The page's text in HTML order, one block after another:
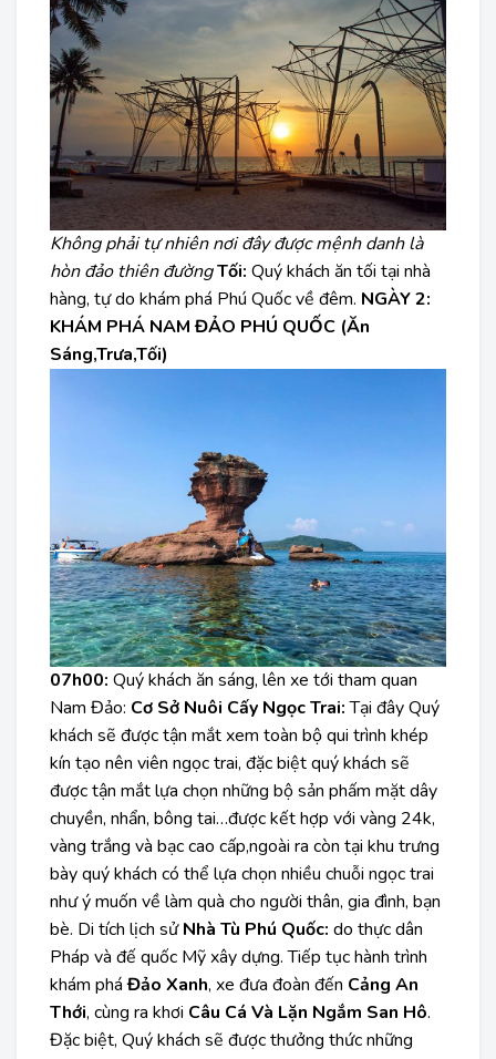
Không phải tự nhiên nơi đây được mệnh danh là
hòn đảo thiên đườngTối: Quý khách ăn tối tại nhà
hàng, tự do khám phá Phú Quốc về đêm. NGÀY 2:
KHÁM PHÁ NAM ĐẢO PHÚ QUỐC (Ăn
Sáng,Trưa,Tối)
07h00: Quý khách ăn sáng, lên xe tới tham quan
Nam Đảo: Cơ Sở Nuôi Cấy Ngọc Trai:Tại đây Quý
khách sẽ được tận mắt xem toàn bộ qui trình khép
kín tạo nên viên ngọc trai, đặc biệt quý khách sẽ
được tận mắt lựa chọn những bộ sản phấm mặt dây
chuyền, nhẩn, bông tai…được kết hợp với vàng 24k,
vàng trắng và bạc cao cấp,ngoài ra còn tại khu trưng
bày quý khách có thể lựa chọn nhiều chuỗi ngọc trai
như ý muốn về làm quà cho người thân, gia đình, bạn
bè. Di tích lịch sửNhà Tù Phú Quốc: do thực dân
Pháp và đế quốc Mỹ xây dựng. Tiếp tục hành trình
khám pháĐảo Xanh, xe đưa đoàn đến Cảng An
Thới, cùng ra khơi Câu Cá Và Lặn Ngắm San Hô.
Đặc biệt, Quý khách sẽ được thưởng thức những